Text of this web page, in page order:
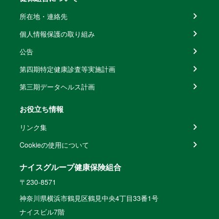
所在地・連絡先
個人情報保護の取り組み
公告
第四期特定健康診査等実施計画
第三期データヘルス計画
お役立ち情報
リンク集
Cookieの使用について
ナイスグループ健康保険組合
〒230-8571
神奈川県横浜市鶴見区鶴見中央4丁目33番1号
ナイスビル7階